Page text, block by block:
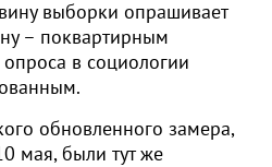
выборки опрашивает
– поквартирным
в социологии
обновленного замера,
мая, были тут же